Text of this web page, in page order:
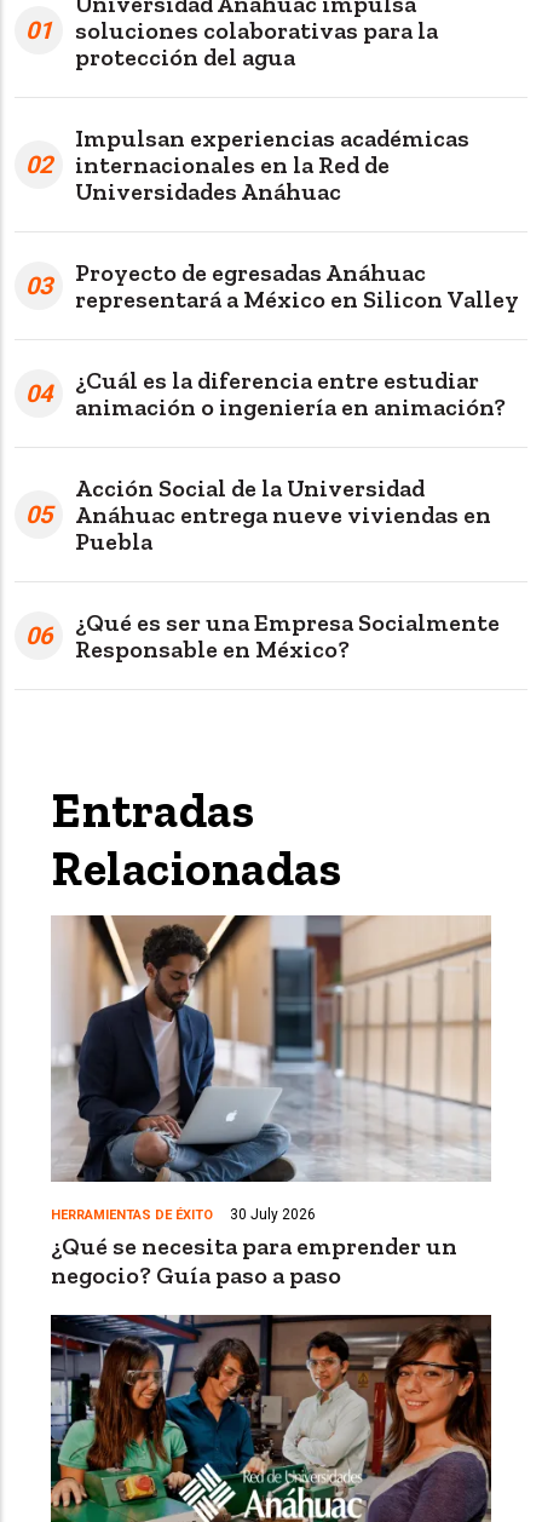
01
soluciones colaborativas para la
protección del agua
02
Impulsan experiencias académicas
internacionales en la Red de
Universidades Anáhuac
03
Proyecto de egresadas Anáhuac
representará a México en Silicon Valley
04
¿Cuál es la diferencia entre estudiar
animación o ingeniería en animación?
05
Acción Social de la Universidad
Anáhuac entrega nueve viviendas en
Puebla
06
¿Qué es ser una Empresa Socialmente
Responsable en México?
Entradas
Relacionadas
HERRAMIENTAS DE ÉXITO 30 July 2026
¿Qué se necesita para emprender un
negocio? Guía paso a paso